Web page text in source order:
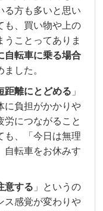
方も多いと思い
も、買い物や上の
ことってありま
自転車に乗る場合
した。
距離にとどめる 」
に負担がかかりや
労につながること
も、「今日は無理
自転車をお休みす
意する 」というの
ス感覚が変わりや